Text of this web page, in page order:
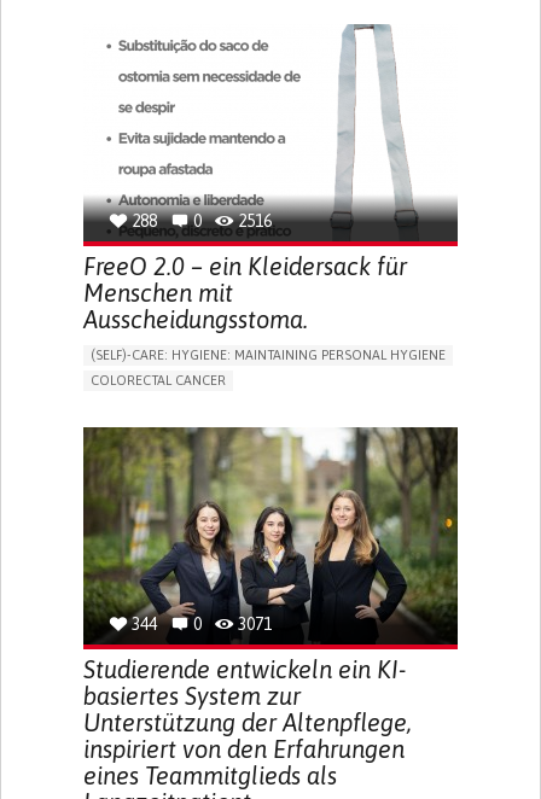
ASSISTIVE DAILY LIFE DEVICE (TO HELP ADL)
PROMOTING SELF-MANAGEMENT
PREVENTING (VACCINATION, PROTECTION, FALLS,
CAREGIVING SUPPORT
GENERAL AND FAMILY MEDICINE
MOBILITY ISSUES
CAREGIVER SUPPORT
SOLUTIONS FOR DISABLED PEOPLE
INDIA
288 0 2516
FreeO 2.0 – ein Kleidersack für
Menschen mit
Ausscheidungsstoma.
(SELF)-CARE: HYGIENE: MAINTAINING PERSONAL HYGIENE
COLORECTAL CANCER
PROMOTING SELF-MANAGEMENT
GASTROENTEROLOGY
MEDICAL ONCOLOGY
PORTUGAL
344 0 3071
Studierende entwickeln ein KI-
basiertes System zur
Unterstützung der Altenpflege,
inspiriert von den Erfahrungen
eines Teammitglieds als